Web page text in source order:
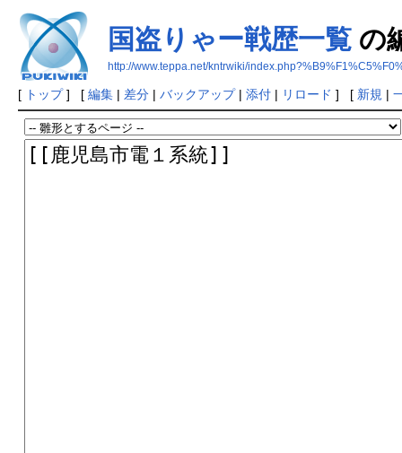
国盗りゃー戦歴一覧の
http://www.teppa.net/kntrwiki/
[ トップ] [ 編集| 差分| バックアップ| 添付| リロード ] [ 新規 |